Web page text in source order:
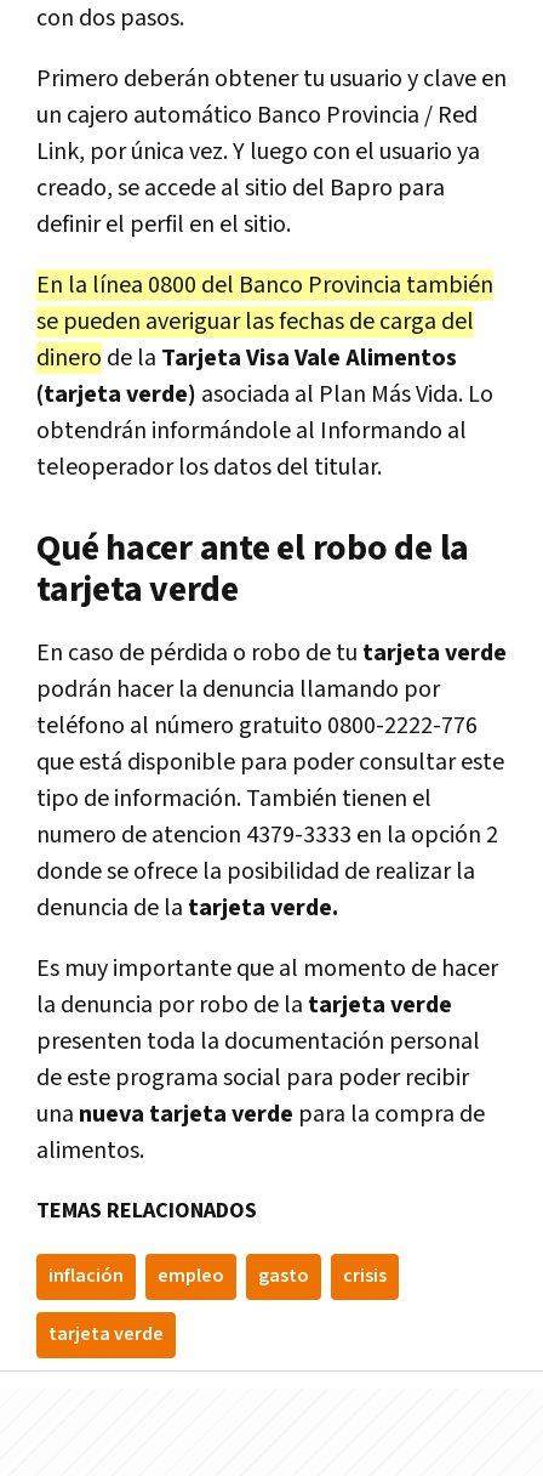
con dos pasos.
Primero deberán obtener tu usuario y clave en
un cajero automático Banco Provincia / Red
Link, por única vez. Y luego con el usuario ya
creado, se accede al sitio del Bapro para
definir el perfil en el sitio.
En la línea 0800 del Banco Provincia también
se pueden averiguar las fechas de carga del
dinero de la Tarjeta Visa Vale Alimentos
(tarjeta verde) asociada al Plan Más Vida. Lo
obtendrán informándole al Informando al
teleoperador los datos del titular.
Qué hacer ante el robo de la
tarjeta verde
En caso de pérdida o robo de tu tarjeta verde
podrán hacer la denuncia llamando por
teléfono al número gratuito 0800-2222-776
que está disponible para poder consultar este
tipo de información. También tienen el
numero de atencion 4379-3333 en la opción 2
donde se ofrece la posibilidad de realizar la
denuncia de la tarjeta verde.
Es muy importante que al momento de hacer
la denuncia por robo de la tarjeta verde
presenten toda la documentación personal
de este programa social para poder recibir
una nueva tarjeta verde para la compra de
alimentos.
TEMAS RELACIONADOS
inflación empleo gasto crisis
tarjeta verde